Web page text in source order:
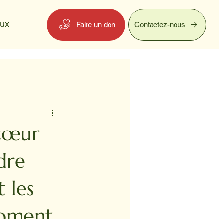
Faire un don Contactez-nous
les